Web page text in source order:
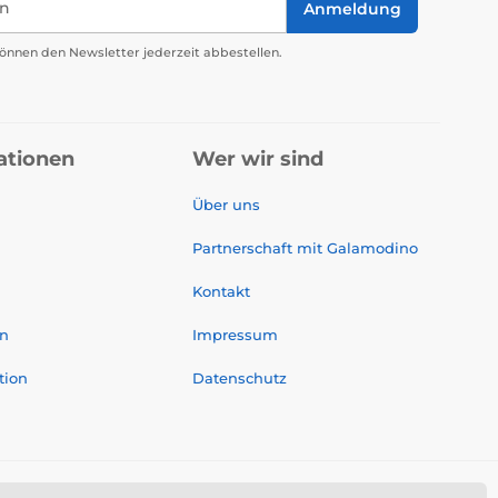
Anmeldung
den Newsletter jederzeit abbestellen.
Wer wir sind
Über uns
Partnerschaft mit Galamodino
Kontakt
Impressum
Datenschutz